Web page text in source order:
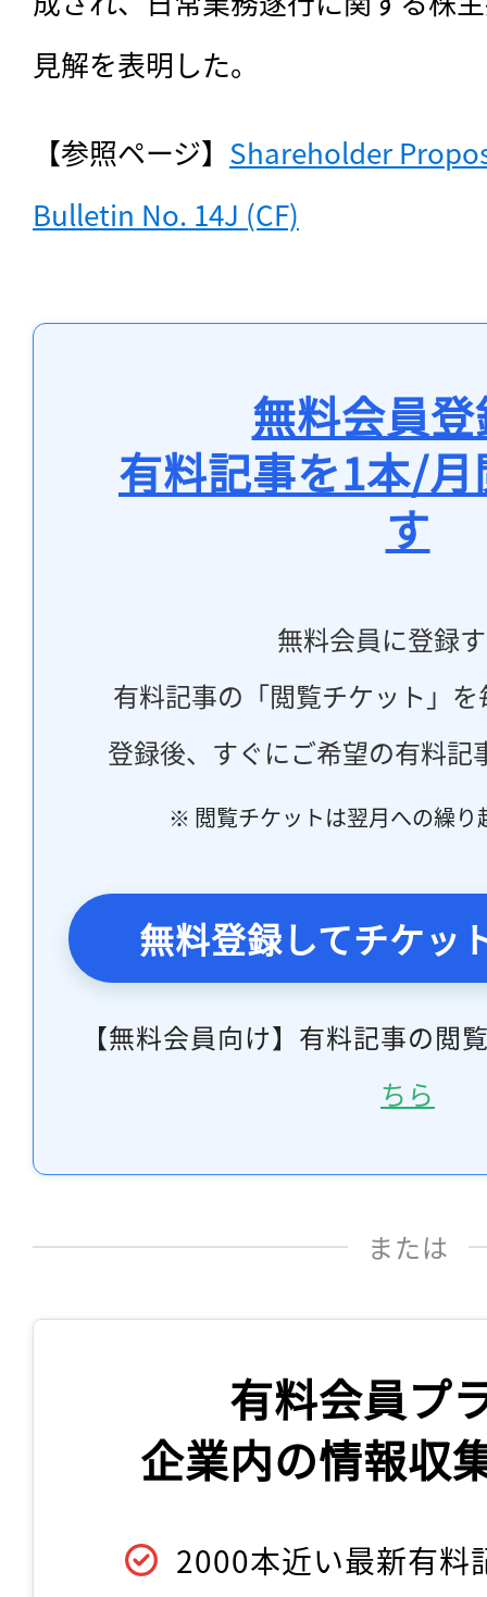
見解を表明した。
【参照ページ】 Shareholder
Bulletin No. 14J (CF)
無料会員
有料記事を1本/
す
無料会員に登録
有料記事の「閲覧チケット」
登録後、すぐにご希望の有料記
※ 閲覧チケットは翌月への繰り
無料登録してチケッ
【無料会員向け】有料記事の閲
ちら
または
有料会員プ
企業内の情報収
2000本近い最新有料